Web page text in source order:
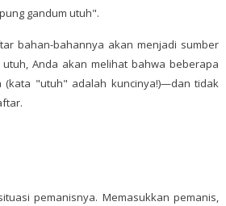
gandum utuh".
bahan-bahannya akan menjadi sumber
Anda akan melihat bahwa beberapa
"utuh" adalah kuncinya!)—dan tidak
pemanisnya. Memasukkan pemanis,